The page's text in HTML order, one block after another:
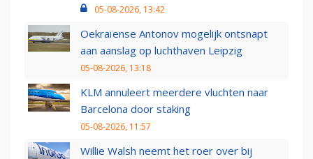
05-08-2026, 13:42
Oekraïense Antonov mogelijk ontsnapt
aan aanslag op luchthaven Leipzig
05-08-2026, 13:18
KLM annuleert meerdere vluchten naar
Barcelona door staking
05-08-2026, 11:57
Willie Walsh neemt het roer over bij